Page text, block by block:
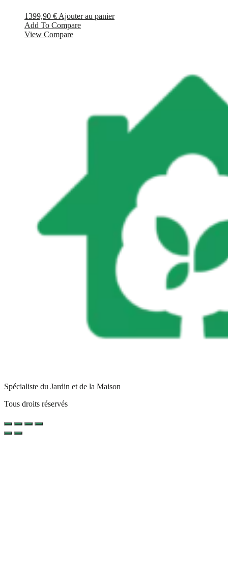
1399,90 € Ajouter au panier
Add To Compare
View Compare
Spécialiste du Jardin et de la Maison
Tous droits réservés